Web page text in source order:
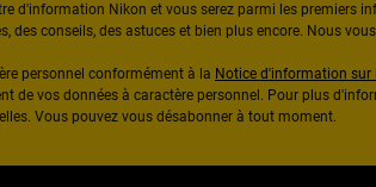
d'information Nikon et vous serez parmi les premiers
des conseils, des astuces et bien plus encore. Nous
personnel conformément à la Notice d'information sur
de vos données à caractère personnel. Pour plus
Vous pouvez vous désabonner à tout moment.